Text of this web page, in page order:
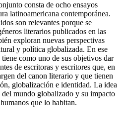
consta de ocho ensayos
latinoamericana contemporánea.
son relevantes porque se
literarios publicados en las
exploran nuevas perspectivas
y política globalizada. En ese
como uno de sus objetivos dar
de escritoras y escritores que, en
del canon literario y que tienen
globalización e identidad. La idea
del mundo globalizado y su impacto
que lo habitan.